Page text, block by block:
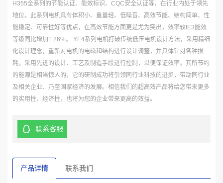
H355全系列的节能认证、能效标识、CQC安全认证等，在行业内处于领先
地位。此系列电机具有体积小、重量轻、低噪音、高效节能、结构简单、性
能稳定、可靠性好等优点，在高效节能方面更是尤为突出，效率较IE3能效
等级同比增加1.26%。 YE4系列电机打破传统低压电机设计方法，采用精细
化设计理念，重新对电机的电磁和结构进行设计调整，并具体针对各种损
耗，采用先进的设计、工艺及制造手段进行控制，以便保证效率。其所节约
的能源是相当惊人的，它的研制成功将引领同行业科技的进步，带动同行业
及相关企业、乃至国家经济的发展。相信我们的超高效产品将给您带来更多
的实用性、经济性，也将为您的企业带来更高的效益。
联系客服
产品详情 联系我们